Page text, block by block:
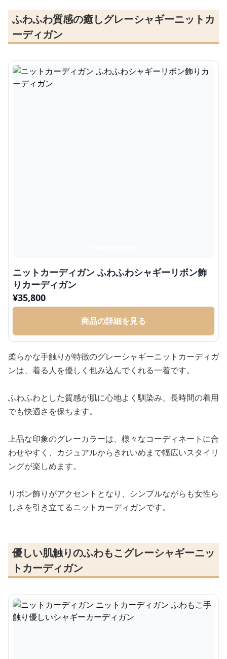
ふわふわ質感の癒しグレーシャギーニットカ
ーディガン
ニットカーディガン ふわふわシャギーリボン飾
りカーディガン
¥35,800
商品の詳細を見る
柔らかな手触りが特徴のグレーシャギーニットカーディガ
ンは、着る人を優しく包み込んでくれる一着です。
ふわふわとした質感が肌に心地よく馴染み、長時間の着用
でも快適さを保ちます。
上品な印象のグレーカラーは、様々なコーディネートに合
わせやすく、カジュアルからきれいめまで幅広いスタイリ
ングが楽しめます。
リボン飾りがアクセントとなり、シンプルながらも女性ら
しさを引き立てるニットカーディガンです。
優しい肌触りのふわもこグレーシャギーニッ
トカーディガン